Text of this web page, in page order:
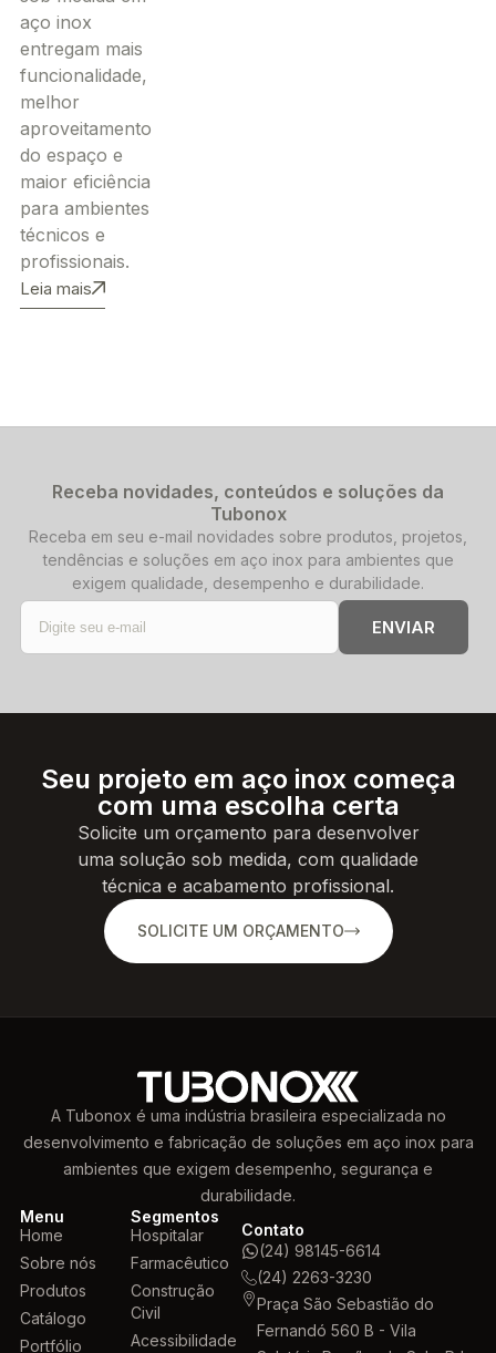
aço inox
entregam mais
funcionalidade,
melhor
aproveitamento
do espaço e
maior eficiência
para ambientes
técnicos e
profissionais.
Leia mais
Receba novidades, conteúdos e soluções da
Tubonox
Receba em seu e-mail novidades sobre produtos, projetos,
tendências e soluções em aço inox para ambientes que
exigem qualidade, desempenho e durabilidade.
ENVIAR
Seu projeto em aço inox começa
com uma escolha certa
Solicite um orçamento para desenvolver
uma solução sob medida, com qualidade
técnica e acabamento profissional.
SOLICITE UM ORÇAMENTO
A Tubonox é uma indústria brasileira especializada no
desenvolvimento e fabricação de soluções em aço inox para
ambientes que exigem desempenho, segurança e
durabilidade.
Menu
Home
Sobre nós
Produtos
Catálogo
Portfólio
Segmentos
Hospitalar
Farmacêutico
Construção
Civil
Acessibilidade
Contato
(24) 98145-6614
(24) 2263-3230
Praça São Sebastião do
Fernandó 560 B - Vila